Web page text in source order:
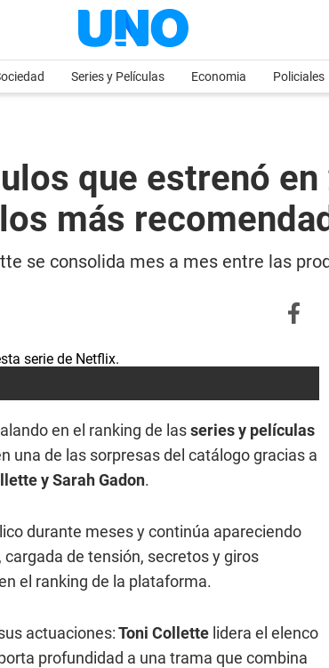
Series y Películas Economia Policiales
que estrenó en
más
se consolida mes a mes entre las
en el ranking de lasseries y películas
una de las sorpresas del catálogo gracias a
y Sarah Gadon.
durante meses y continúa apareciendo
cargada de tensión, secretos y giros
el ranking de la plataforma.
actuaciones:Toni Collette lidera el elenco
profundidad a una trama que combina